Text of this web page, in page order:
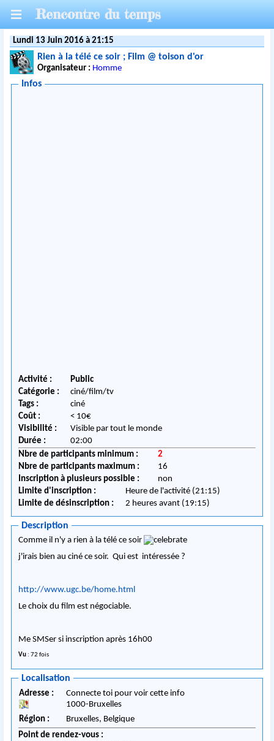
Rencontre du temps
Lundi 13 Juin 2016 à 21:15
Rien à la télé ce soir ; Film @ toison d'or
Organisateur : Homme
Infos
Activité :
Public
Catégorie :
ciné/film/tv
Tags :
ciné
Coût :
< 10€
Visibilité :
Visible par tout le monde
Durée :
02:00
Nbre de participants minimum :
2
Nbre de participants maximum :
16
Inscription à plusieurs possible :
non
Limite d'inscription :
Heure de l'activité (21:15)
Limite de désinscription :
2 heures avant (19:15)
Description
Comme il n'y a rien à la télé ce soir
j'irais bien au ciné ce soir. Qui est intéressée ?
http://www.ugc.be/home.html
Le choix du film est négociable.
Me SMSer si inscription après 16h00
Vu : 72 fois
Localisation
Adresse :
Connecte toi pour voir cette info
1000-Bruxelles
Région :
Bruxelles, Belgique
Point de rendez-vous :